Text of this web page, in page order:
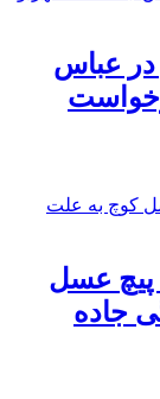
در عباس
پیچ عسل
جاده